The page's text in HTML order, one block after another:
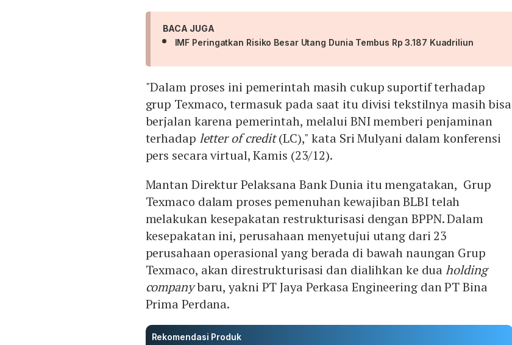
BACA JUGA
IMF Peringatkan Risiko Besar Utang Dunia Tembus Rp 3.187 Kuadriliun
"Dalam proses ini pemerintah masih cukup suportif terhadap
grup Texmaco, termasuk pada saat itu divisi tekstilnya masih bisa
berjalan karena pemerintah, melalui BNI memberi penjaminan
terhadap letter of credit(LC)," kata Sri Mulyani dalam konferensi
pers secara virtual, Kamis (23/12).
Mantan Direktur Pelaksana Bank Dunia itu mengatakan, Grup
Texmaco dalam proses pemenuhan kewajiban BLBI telah
melakukan kesepakatan restrukturisasi dengan BPPN. Dalam
kesepakatan ini, perusahaan menyetujui utang dari 23
perusahaan operasional yang berada di bawah naungan Grup
Texmaco, akan direstrukturisasi dan dialihkan ke duaholding
companybaru, yakni PT Jaya Perkasa Engineering dan PT Bina
Prima Perdana.
Rekomendasi Produk